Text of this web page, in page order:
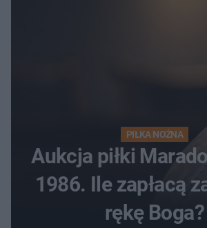
PIŁKA NOŻNA
Aukcja piłki
1986. Ile zapłacą
rękę Boga?